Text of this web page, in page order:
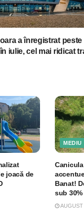
a înregistrat peste
iulie, cel mai ridicat
joacă de
MEDIU
Banat!
sub
AUGUST